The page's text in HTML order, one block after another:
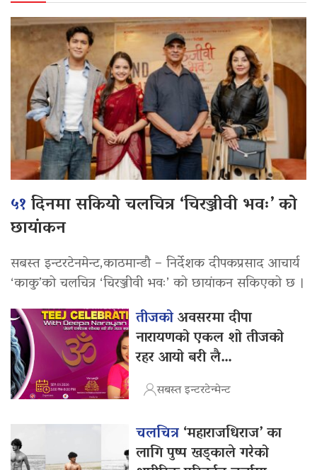
५१दिनमा सकियो चलचित्र ‘चिरञ्जीवी भवः’ को
छायांकन
सबस्त इन्टरटेनमेन्ट,काठमान्डौ – निर्देशक दीपकप्रसाद आचार्य
‘काकु’को चलचित्र ‘चिरञ्जीवी भवः’ को छायांकन सकिएको छ ।
तीजकोअवसरमा दीपा
नारायणको एकल शो तीजको
रहर आयो बरी लै…
सबस्त इन्टरटेन्मेन्ट
चलचित्र‘महाराजधिराज’ का
लागि पुष्प खड्काले गरेको